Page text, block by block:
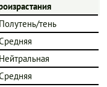
Полутень/тень
Нейтральная